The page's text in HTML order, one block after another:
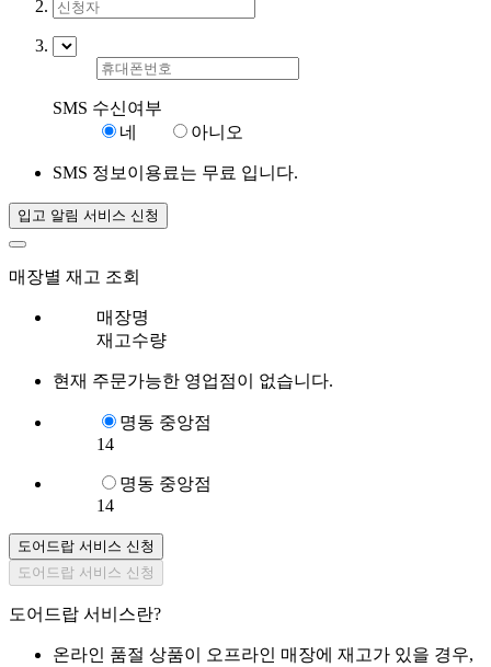
SMS 수신여부
네
아니오
SMS 정보이용료는 무료 입니다.
입고 알림 서비스 신청
매장별 재고 조회
매장명
재고수량
현재 주문가능한 영업점이 없습니다.
명동 중앙점
14
명동 중앙점
14
도어드랍 서비스 신청
도어드랍 서비스 신청
도어드랍 서비스란?
온라인 품절 상품이 오프라인 매장에 재고가 있을 경우,